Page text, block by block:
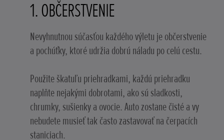
1. OBČERSTVENIE
Nevyhnutnou súčasťou každého výletu je občerstvenie
a pochúťky, ktoré udržia dobrú náladu po celú cestu.
Použite škatuľu priehradkami, každú priehradku
naplňte nejakými dobrotami, ako sú sladkosti,
chrumky, sušienky a ovocie. Auto zostane čisté a vy
nebudete musieť tak často zastavovať na čerpacích
staniciach.